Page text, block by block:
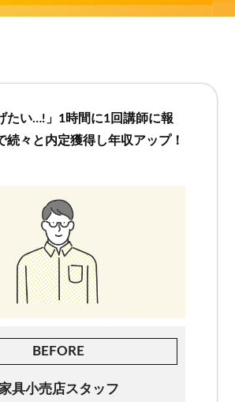
たい…!」1時間に1回講師に報
続々と内定獲得し年収アップ！
BEFORE
具小売店スタッフ